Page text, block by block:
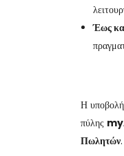
Έως
Η
πύλης
Πωλητών.